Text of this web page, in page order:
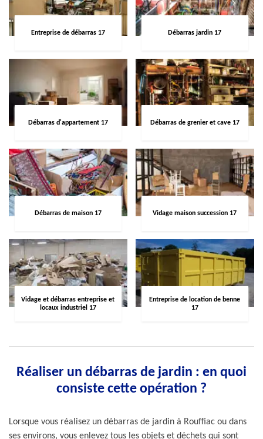
Entreprise de débarras 17 Débarras jardin 17
Débarras d'appartement 17 Débarras de grenier et cave 17
Débarras de maison 17 Vidage maison succession 17
Vidage et débarras entreprise et
locaux industriel 17
Entreprise de location de benne
17
Réaliser un débarras de jardin : en quoi
consiste cette opération ?
Lorsque vous réalisez un débarras de jardin à Rouffiac ou dans
ses environs, vous enlevez tous les objets et déchets qui sont